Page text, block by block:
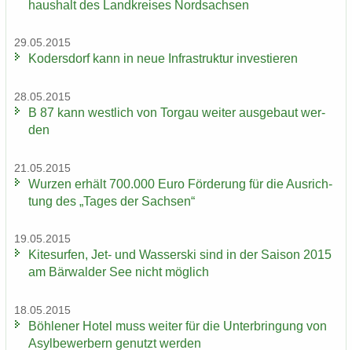
haus­halt des Land­krei­ses Nord­sach­sen
29.05.2015
Ko­ders­dorf kann in neue In­fra­struk­tur in­ves­tie­ren
28.05.2015
B 87 kann west­lich von Tor­gau wei­ter aus­ge­baut wer­
den
21.05.2015
Wur­zen er­hält 700.000 Euro För­de­rung für die Aus­rich­
tung des „Tages der Sach­sen“
19.05.2015
Ki­te­sur­fen, Jet- und Was­ser­ski sind in der Sai­son 2015
am Bär­wal­der See nicht mög­lich
18.05.2015
Böh­le­ner Hotel muss wei­ter für die Un­ter­brin­gung von
Asyl­be­wer­bern ge­nutzt wer­den